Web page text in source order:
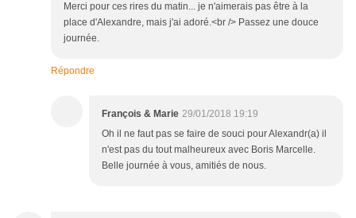
Merci pour ces rires du matin... je n'aimerais pas être à la
place d'Alexandre, mais j'ai adoré.<br /> Passez une douce
journée.
Répondre
François & Marie 29/01/2018 19:19
Oh il ne faut pas se faire de souci pour Alexandr(a) il
n'est pas du tout malheureux avec Boris Marcelle.
Belle journée à vous, amitiés de nous.